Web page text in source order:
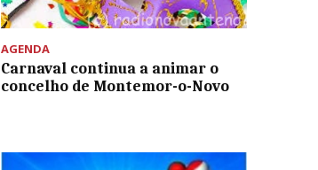
AGENDA
Carnaval continua a animar o
concelho de Montemor-o-Novo